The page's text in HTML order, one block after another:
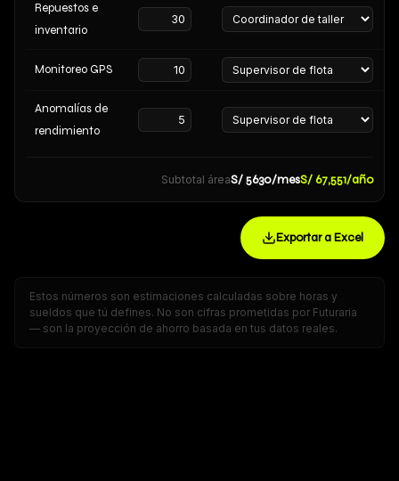
Repuestos e
inventario
Monitoreo GPS
Anomalías de
rendimiento
Subtotal áreaS/ 5630/mesS/ 67,551/año
Exportar a Excel
Estos números son estimaciones calculadas sobre horas y
sueldos que tú defines. No son cifras prometidas por Futuraria
— son la proyección de ahorro basada en tus datos reales.